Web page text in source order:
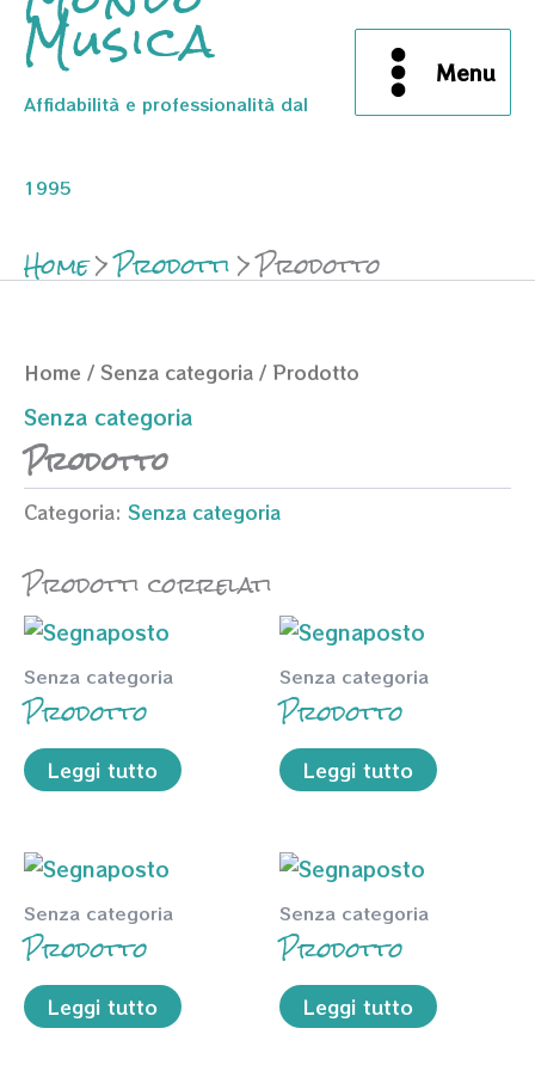
Musica
Affidabilità e professionalità dal
1995
Menu
Home Prodotti Prodotto
Home / Senza categoria / Prodotto
Senza categoria
Prodotto
Categoria: Senza categoria
Prodotti correlati
Senza categoria
Prodotto
Leggi tutto
Senza categoria
Prodotto
Leggi tutto
Senza categoria
Prodotto
Leggi tutto
Senza categoria
Prodotto
Leggi tutto